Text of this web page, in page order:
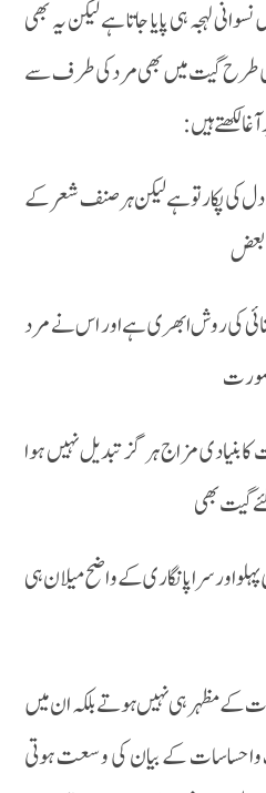
لہجہ ہی پایا جاتا ہے لیکن یہ بھی
طرح گیت میں بھی مرد کی طرف سے
لکھتے ہیں :
کی پکار تو ہے لیکن ہر صنف شعر کے
بعض
کی روش ابھری ہے اور اس نے مرد
صورت
بنیادی مزاج ہر گز تبدیل نہیں ہوا
گیت بھی
اور سراپا نگاری کے واضح میلان ہی
کے مظہرہی نہیں ہوتے بلکہ ان میں
واحساسات کے بیان کی وسعت ہوتی